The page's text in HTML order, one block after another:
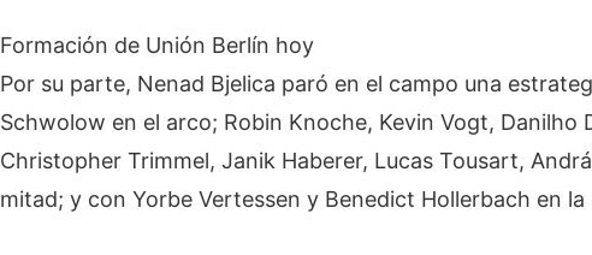
Formación de Unión Berlín hoy
Por su parte, Nenad Bjelica paró en el campo una
Schwolow en el arco; Robin Knoche, Kevin Vogt, Danilho
Christopher Trimmel, Janik Haberer, Lucas Tousart,
mitad; y con Yorbe Vertessen y Benedict Hollerbach en la